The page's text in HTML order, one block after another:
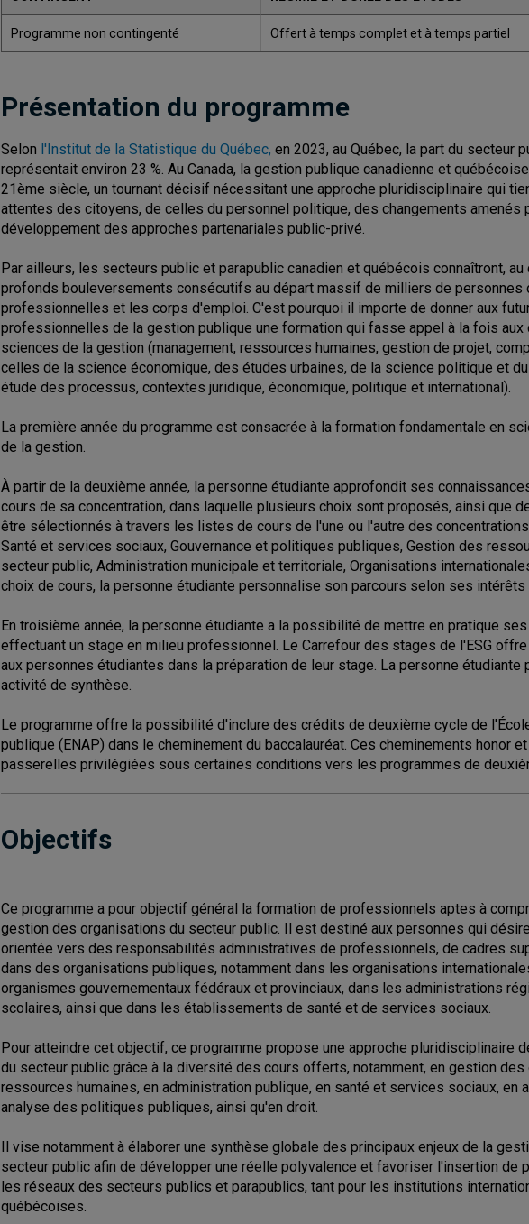
Programme non contingenté Offert à temps complet et à temps partiel
Présentation du programme
Selon l'Institut de la Statistique du Québec, en 2023, au Québec, la part du secteur
représentait environ 23 %. Au Canada, la gestion publique canadienne et
21ème siècle, un tournant décisif nécessitant une approche pluridisciplinaire qui
attentes des citoyens, de celles du personnel politique, des changements amenés
développement des approches partenariales public-privé.
Par ailleurs, les secteurs public et parapublic canadien et québécois connaîtront, au
profonds bouleversements consécutifs au départ massif de milliers de personnes
professionnelles et les corps d'emploi. C'est pourquoi il importe de donner aux
professionnelles de la gestion publique une formation qui fasse appel à la fois
sciences de la gestion (management, ressources humaines, gestion de projet,
celles de la science économique, des études urbaines, de la science politique et
étude des processus, contextes juridique, économique, politique et international).
La première année du programme est consacrée à la formation fondamentale en
de la gestion.
À partir de la deuxième année, la personne étudiante approfondit ses
cours de sa concentration, dans laquelle plusieurs choix sont proposés, ainsi que
être sélectionnés à travers les listes de cours de l'une ou l'autre des
Santé et services sociaux, Gouvernance et politiques publiques, Gestion des
secteur public, Administration municipale et territoriale, Organisations
choix de cours, la personne étudiante personnalise son parcours selon ses
En troisième année, la personne étudiante a la possibilité de mettre en pratique
effectuant un stage en milieu professionnel. Le Carrefour des stages de l'ESG
aux personnes étudiantes dans la préparation de leur stage. La personne étudiante
activité de synthèse.
Le programme offre la possibilité d'inclure des crédits de deuxième cycle de
publique (ENAP) dans le cheminement du baccalauréat. Ces cheminements honor
passerelles privilégiées sous certaines conditions vers les programmes de
Objectifs
Ce programme a pour objectif général la formation de professionnels aptes à
gestion des organisations du secteur public. Il est destiné aux personnes qui
orientée vers des responsabilités administratives de professionnels, de cadres
dans des organisations publiques, notamment dans les organisations
organismes gouvernementaux fédéraux et provinciaux, dans les administrations
scolaires, ainsi que dans les établissements de santé et de services sociaux.
Pour atteindre cet objectif, ce programme propose une approche pluridisciplinaire
du secteur public grâce à la diversité des cours offerts, notamment, en gestion
ressources humaines, en administration publique, en santé et services sociaux, en
analyse des politiques publiques, ainsi qu'en droit.
Il vise notamment à élaborer une synthèse globale des principaux enjeux de la
secteur public afin de développer une réelle polyvalence et favoriser l'insertion de
les réseaux des secteurs publics et parapublics, tant pour les institutions
québécoises.